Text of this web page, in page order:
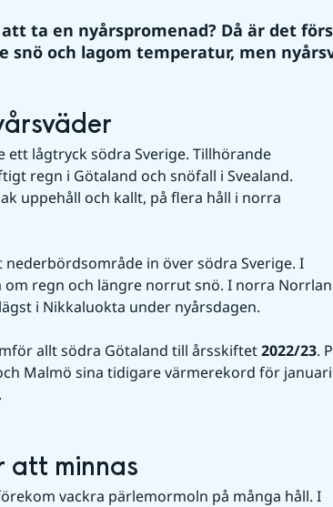
ta en nyårspromenad? Då är det
snö och lagom temperatur, men
ett lågtryck södra Sverige. Tillhörande
regn i Götaland och snöfall i Svealand.
uppehåll och kallt, på flera håll i norra
nederbördsområde in över södra Sverige. I
regn och längre norrut snö. I norra
i Nikkaluokta under nyårsdagen.
allt södra Götaland till årsskiftet 2022/23.
Malmö sina tidigare värmerekord för januari
att minnas
vackra pärlemormoln på många håll. I